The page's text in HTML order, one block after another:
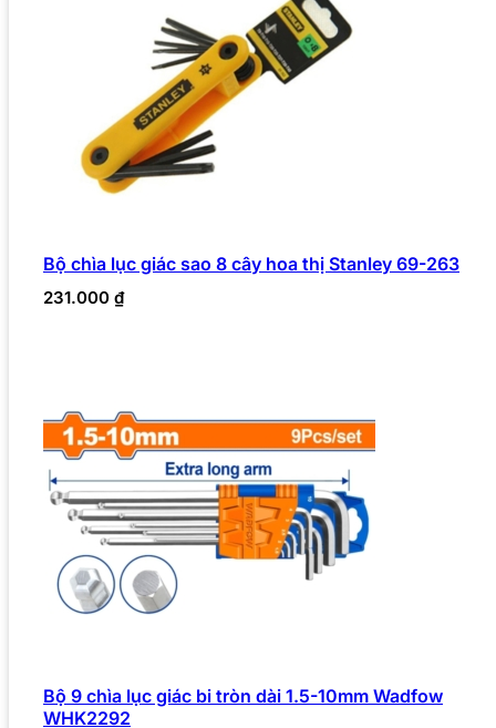
Bộ chìa lục giác sao 8 cây hoa thị Stanley 69-263
231.000 ₫
Bộ 9 chìa lục giác bi tròn dài 1.5-10mm Wadfow
WHK2292